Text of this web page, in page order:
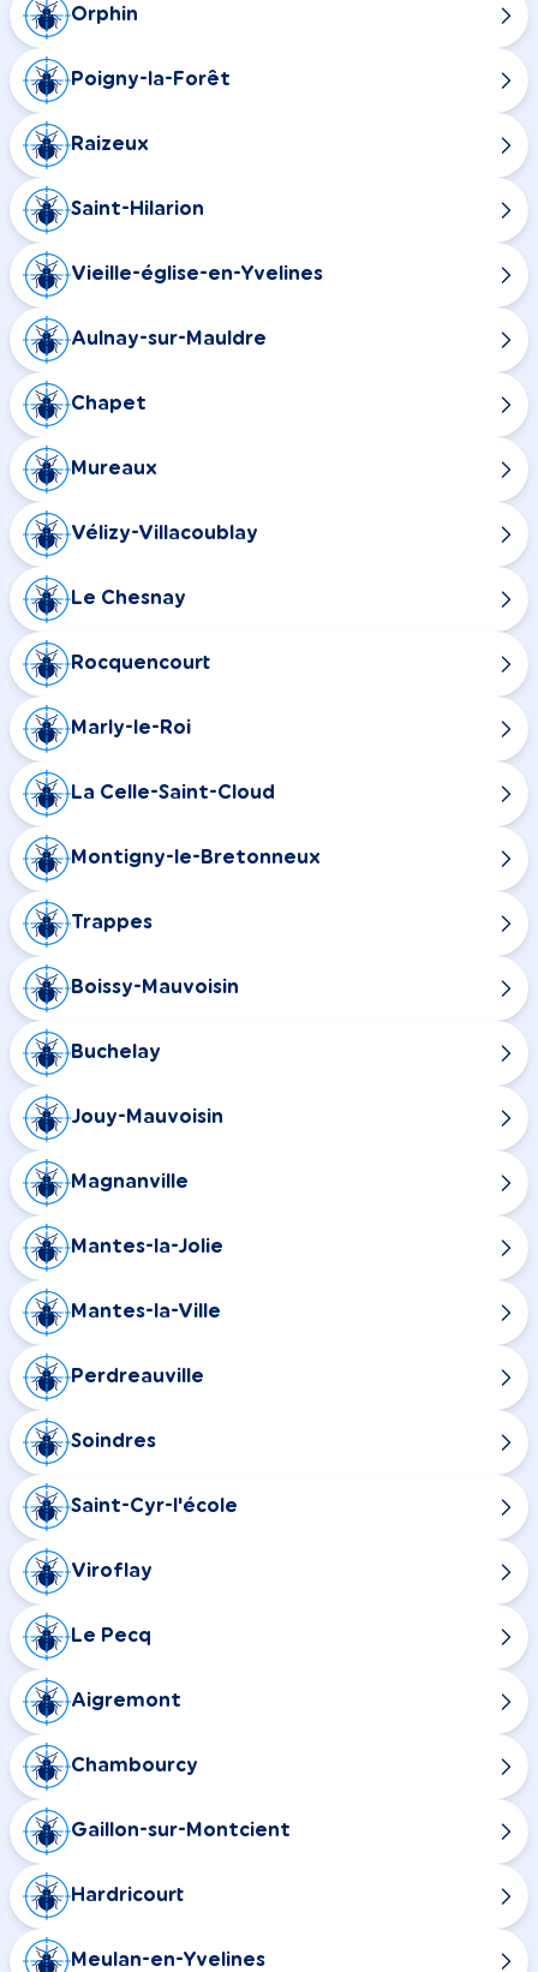
Orphin
Poigny-la-Forêt
Raizeux
Saint-Hilarion
Vieille-église-en-Yvelines
Aulnay-sur-Mauldre
Chapet
Mureaux
Vélizy-Villacoublay
Le Chesnay
Rocquencourt
Marly-le-Roi
La Celle-Saint-Cloud
Montigny-le-Bretonneux
Trappes
Boissy-Mauvoisin
Buchelay
Jouy-Mauvoisin
Magnanville
Mantes-la-Jolie
Mantes-la-Ville
Perdreauville
Soindres
Saint-Cyr-l'école
Viroflay
Le Pecq
Aigremont
Chambourcy
Gaillon-sur-Montcient
Hardricourt
Meulan-en-Yvelines